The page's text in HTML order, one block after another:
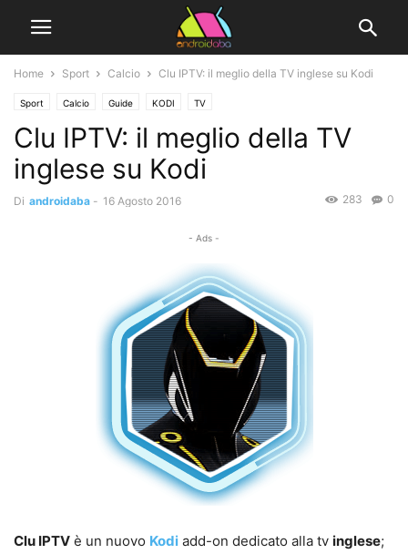
Home Sport Calcio Clu IPTV: il meglio della TV inglese su Kodi
Sport Calcio Guide KODI TV
Clu IPTV: il meglio della TV
inglese su Kodi
Di androidaba - 16 Agosto 2016 0
283
- Ads -
Clu IPTV è un nuovo Kodi add-on dedicato alla tv inglese;